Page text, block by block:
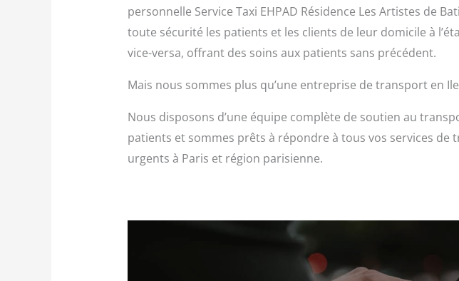
personnelle Service Taxi EHPAD Résidence Les Artistes de
toute sécurité les patients et les clients de leur domicile à
vice-versa, offrant des soins aux patients sans précédent.
Mais nous sommes plus qu’une entreprise de transport en
Nous disposons d’une équipe complète de soutien au
patients et sommes prêts à répondre à tous vos services de
urgents à Paris et région parisienne.